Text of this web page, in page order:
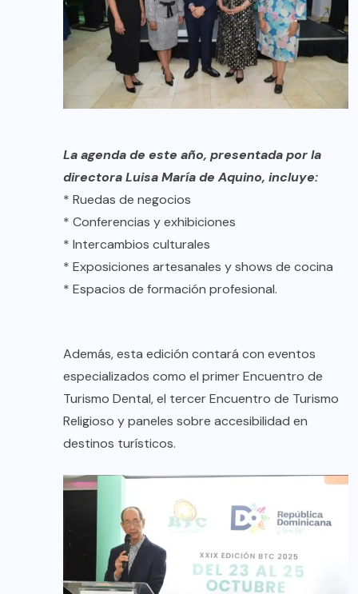
La agenda de este año, presentada por la
directora Luisa María de Aquino, incluye:
* Ruedas de negocios
* Conferencias y exhibiciones
* Intercambios culturales
* Exposiciones artesanales y shows de cocina
* Espacios de formación profesional.
Además, esta edición contará con eventos
especializados como el primer Encuentro de
Turismo Dental, el tercer Encuentro de Turismo
Religioso y paneles sobre accesibilidad en
destinos turísticos.